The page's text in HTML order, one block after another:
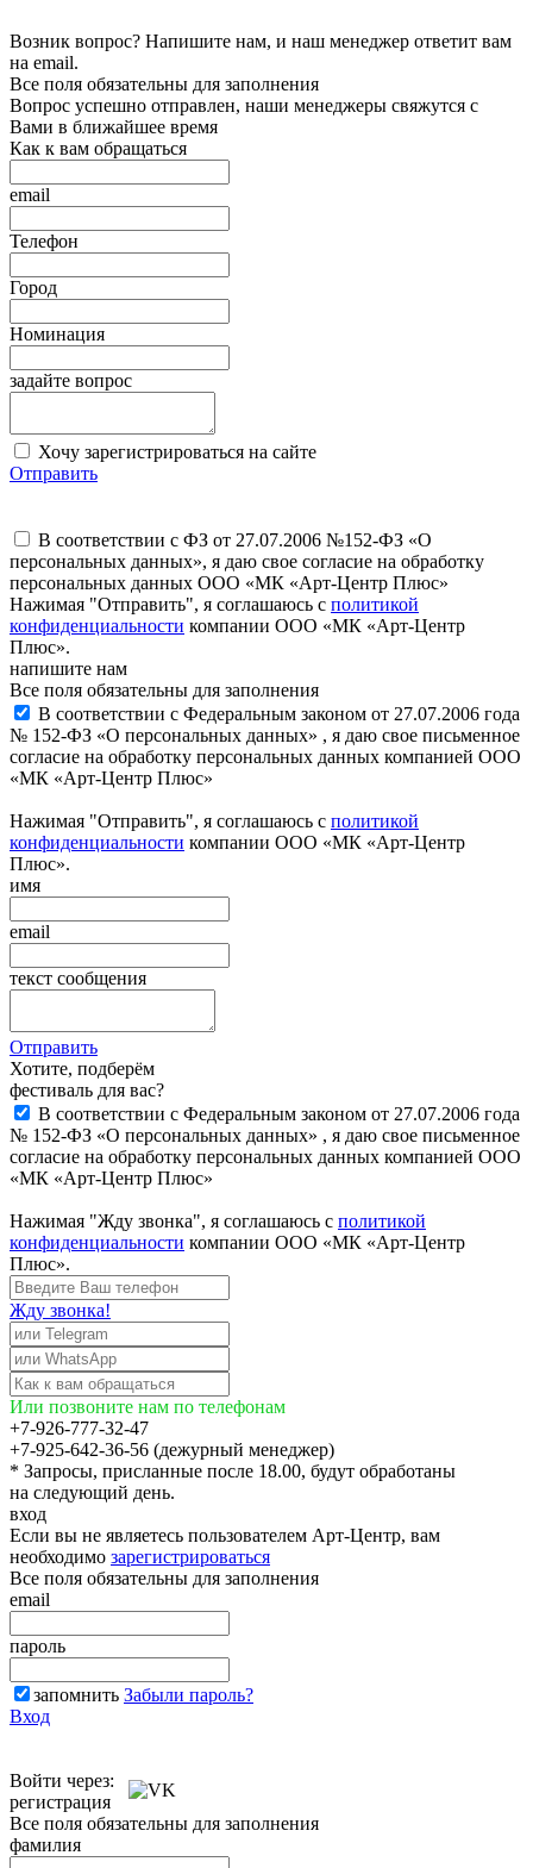
Возник вопрос? Напишите нам, и наш менеджер ответит вам
на email.
Все поля обязательны для заполнения
Вопрос успешно отправлен, наши менеджеры свяжутся с
Вами в ближайшее время
Как к вам обращаться
email
Телефон
Город
Номинация
задайте вопрос
Хочу зарегистрироваться на сайте
Отправить
В соответствии с ФЗ от 27.07.2006 №152-ФЗ «О
персональных данных», я даю свое согласие на обработку
персональных данных ООО «МК «Арт-Центр Плюс»
Нажимая "Отправить", я соглашаюсь с политикой
конфиденциальности компании ООО «МК «Арт-Центр
Плюс».
напишите нам
Все поля обязательны для заполнения
В соответствии с Федеральным законом от 27.07.2006 года
№ 152-ФЗ «О персональных данных» , я даю свое письменное
согласие на обработку персональных данных компанией ООО
«МК «Арт-Центр Плюс»
Нажимая "Отправить", я соглашаюсь с политикой
конфиденциальности компании ООО «МК «Арт-Центр
Плюс».
имя
email
текст сообщения
Отправить
Хотите, подберём
фестиваль для вас?
В соответствии с Федеральным законом от 27.07.2006 года
№ 152-ФЗ «О персональных данных» , я даю свое письменное
согласие на обработку персональных данных компанией ООО
«МК «Арт-Центр Плюс»
Нажимая "Жду звонка", я соглашаюсь с политикой
конфиденциальности компании ООО «МК «Арт-Центр
Плюс».
Жду звонка!
Или позвоните нам по телефонам
+7-926-777-32-47
+7-925-642-36-56 (дежурный менеджер)
* Запросы, присланные после 18.00, будут обработаны
на следующий день.
вход
Если вы не являетесь пользователем Арт-Центр, вам
необходимо зарегистрироваться
Все поля обязательны для заполнения
email
пароль
запомнить Забыли пароль?
Вход
Войти через:
регистрация
Все поля обязательны для заполнения
фамилия